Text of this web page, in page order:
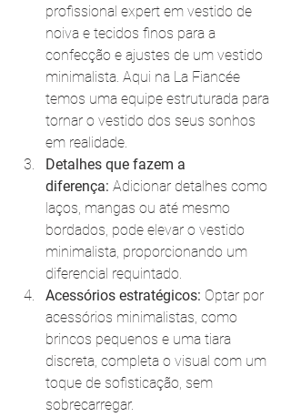
profissional expert em vestido de
noiva e tecidos finos para a
confecção e ajustes de um vestido
minimalista. Aqui na La Fiancée
temos uma equipe estruturada para
tornar o vestido dos seus sonhos
em realidade.
Detalhes que fazem a
diferença: Adicionar detalhes como
laços, mangas ou até mesmo
bordados, pode elevar o vestido
minimalista, proporcionando um
diferencial requintado.
Acessórios estratégicos: Optar por
acessórios minimalistas, como
brincos pequenos e uma tiara
discreta, completa o visual com um
toque de sofisticação, sem
sobrecarregar.